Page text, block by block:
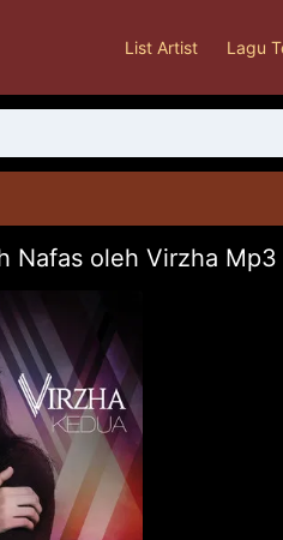
List Artist Lagu
Nafas oleh Virzha Mp3